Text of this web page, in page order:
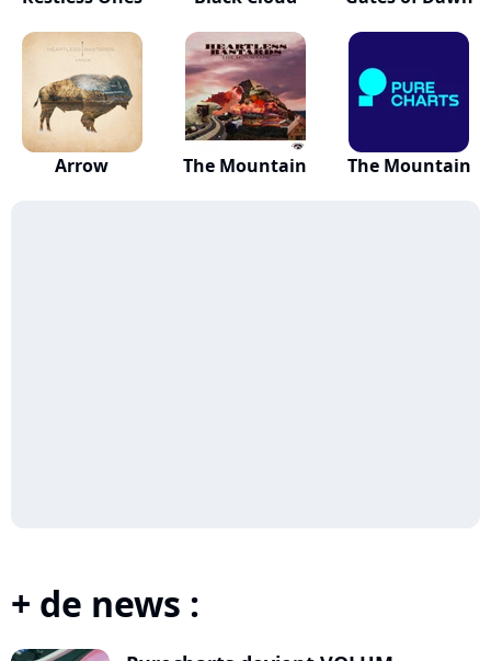
Arrow The Mountain The Mountain
+ de news :